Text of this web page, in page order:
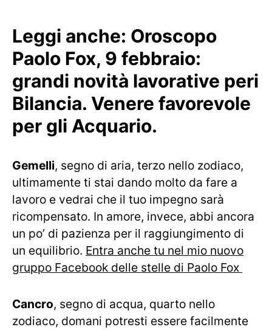
Leggi anche: Oroscopo
Paolo Fox, 9 febbraio:
grandi novità lavorative peri
Bilancia. Venere favorevole
per gli Acquario.
Gemelli, segno di aria, terzo nello zodiaco,
ultimamente ti stai dando molto da fare a
lavoro e vedrai che il tuo impegno sarà
ricompensato. In amore, invece, abbi ancora
un po’ di pazienza per il raggiungimento di
un equilibrio. Entra anche tu nel mio nuovo
gruppo Facebook delle stelle di Paolo Fox
Cancro, segno di acqua, quarto nello
zodiaco, domani potresti essere facilmente